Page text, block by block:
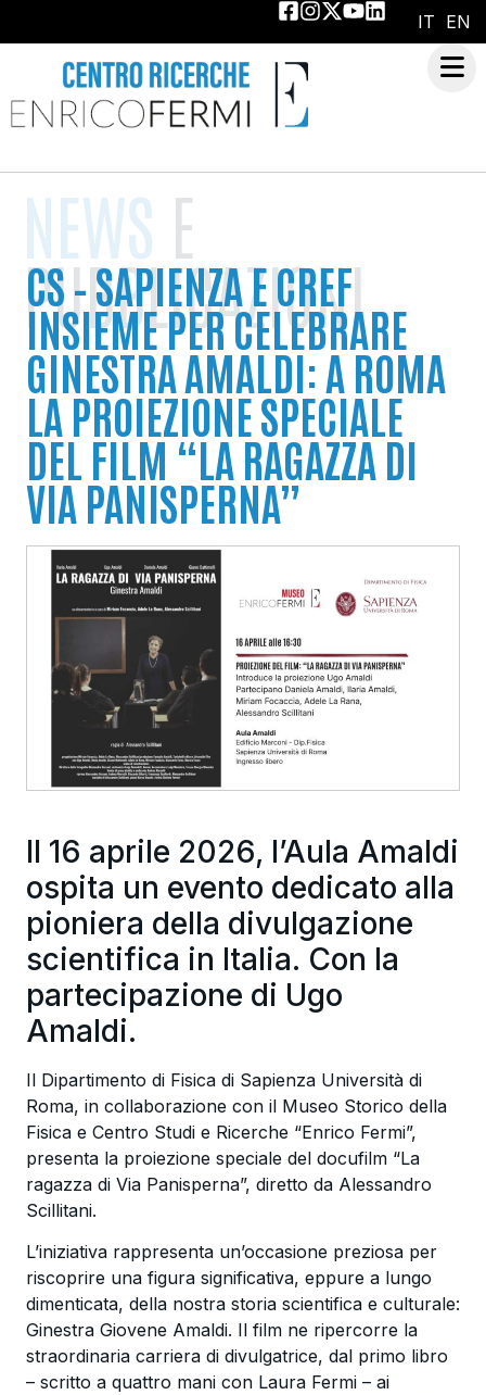
IT EN
NEWS E
PUBBLICAZIONI
CS – SAPIENZA E CREF
INSIEME PER CELEBRARE
GINESTRA AMALDI: A ROMA
LA PROIEZIONE SPECIALE
DEL FILM “LA RAGAZZA DI
VIA PANISPERNA”
Il 16 aprile 2026, l’Aula Amaldi
ospita un evento dedicato alla
pioniera della divulgazione
scientifica in Italia. Con la
partecipazione di Ugo
Amaldi.
Il Dipartimento di Fisica di Sapienza Università di
Roma, in collaborazione con il Museo Storico della
Fisica e Centro Studi e Ricerche “Enrico Fermi”,
presenta la proiezione speciale del docufilm “La
ragazza di Via Panisperna”, diretto da Alessandro
Scillitani.
L’iniziativa rappresenta un’occasione preziosa per
riscoprire una figura significativa, eppure a lungo
dimenticata, della nostra storia scientifica e culturale:
Ginestra Giovene Amaldi. Il film ne ripercorre la
straordinaria carriera di divulgatrice, dal primo libro
– scritto a quattro mani con Laura Fermi – ai